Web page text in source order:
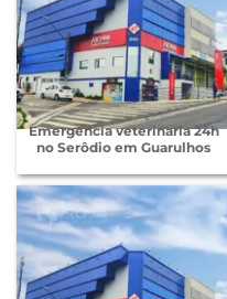
Emergencia veterinaria 24h
no Serôdio em Guarulhos